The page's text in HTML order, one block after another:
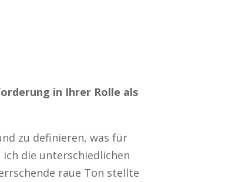
in Ihrer Rolle als
zu definieren, was für
die unterschiedlichen
raue Ton stellte